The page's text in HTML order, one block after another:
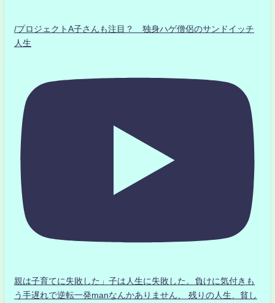
/プロジェクトA子さんも注目？ 独身ハゲ僧侶のサンドイッチ
人生
親は子育てに失敗した」子は人生に失敗した。負けに気付きも
う手遅れで逆転一発manなんかありません、 残りの人生、貧し